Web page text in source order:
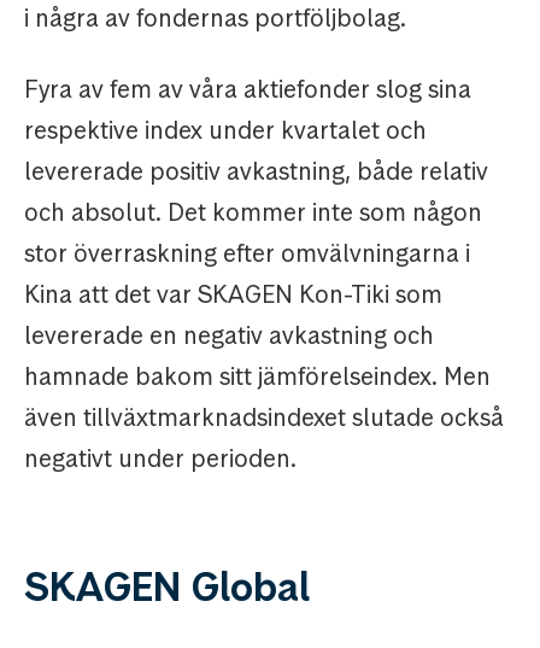
i några av fondernas portföljbolag.
Fyra av fem av våra aktiefonder slog sina
respektive index under kvartalet och
levererade positiv avkastning, både relativ
och absolut. Det kommer inte som någon
stor överraskning efter omvälvningarna i
Kina att det var SKAGEN Kon-Tiki som
levererade en negativ avkastning och
hamnade bakom sitt jämförelseindex. Men
även tillväxtmarknadsindexet slutade också
negativt under perioden.
SKAGEN Global